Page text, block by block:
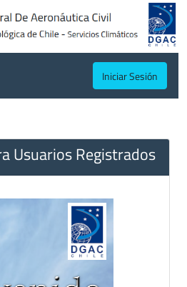
Iniciar Sesión
Usuarios Registrados